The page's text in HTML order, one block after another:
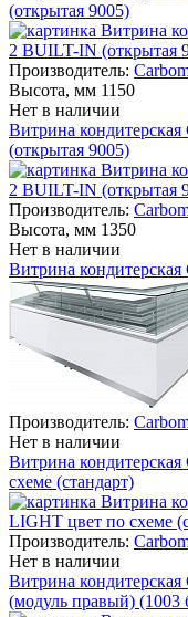
(открытая 9005)
Производитель:
Высота, мм 1150
Нет в наличии
Витрина
(открытая 9005)
Производитель:
Высота, мм 1350
Нет в наличии
Витрина
Производитель:
Нет в наличии
Витрина
схеме (стандарт)
Производитель:
Нет в наличии
Витрина
(модуль правый) (1003